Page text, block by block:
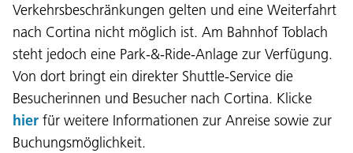
Verkehrsbeschränkungen gelten und eine Weiterfahrt
nach Cortina nicht möglich ist. Am Bahnhof Toblach
steht jedoch eine Park-&-Ride-Anlage zur Verfügung.
Von dort bringt ein direkter Shuttle-Service die
Besucherinnen und Besucher nach Cortina. Klicke
hier für weitere Informationen zur Anreise sowie zur
Buchungsmöglichkeit.